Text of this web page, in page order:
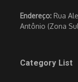
Endereço: Rua
Antônio (Zona
Category List